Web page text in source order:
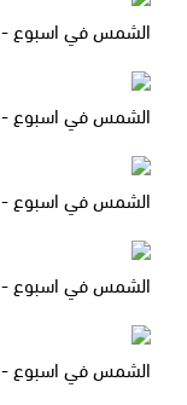
الشمس في اسبوع - 22.05.2026
الشمس في اسبوع - 15.05.2026
الشمس في اسبوع - 08.05.2026
الشمس في اسبوع - 01.05.2026
الشمس في اسبوع - 24.04.2026